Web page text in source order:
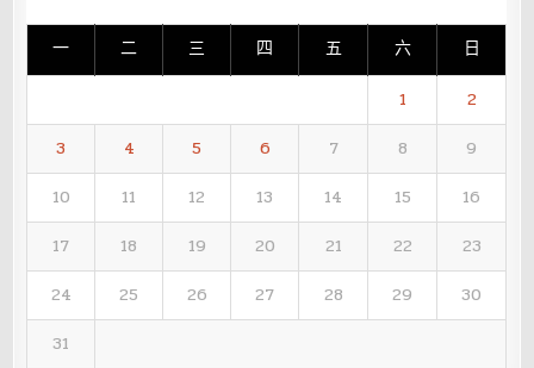
一 二 三 四 五 六 日
1
2
3
4 5 6 7 8
9
10
11 12 13 14 15
16
17
18 19 20 21 22
23
24
25 26 27 28 29
30
31